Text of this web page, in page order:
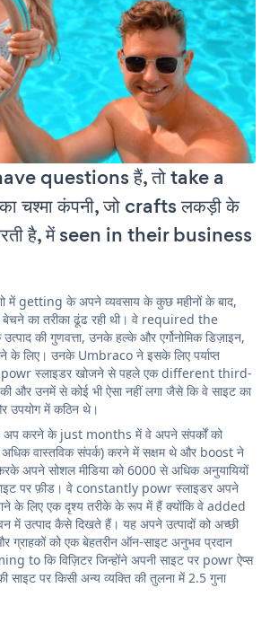
questions हैं, तो take a
चश्मा कंपनी, जो crafts लकड़ी के
है, में seen in their business
में getting के अपने व्यवसाय के कुछ महीनों के बाद,
का तरीका ढूंढ रही थी। वे required the
की गुणवत्ता, उनके हल्के और एर्गोनोमिक डिज़ाइन,
के लिए। उनके Umbraco ने इसके लिए पर्याप्त
powr स्लाइडर खोजने से पहले एक different third-
और उनमें से कोई भी ऐसा नहीं लगा जैसे कि वे साइट का
उपयोग में कठिन थे।
अप करने के just months में वे अपने संपर्कों को
वास्तविक संपर्क) करने में सक्षम थे और boost ने
अपने सोशल मीडिया को 6000 से अधिक अनुयायियों
पर फ़ीड। वे constantly powr स्लाइडर अपने
के लिए एक दृश्य तरीके के रूप में हैं क्योंकि वे added
में उत्पाद कैसे दिखते हैं। यह अपने उत्पादों को अच्छी
ग्राहकों को एक बेहतरीन ऑन-साइट अनुभव प्रदान
to कि विज़िटर जिन्होंने अपनी साइट पर powr ऐप्स
साइट पर किसी अन्य व्यक्ति की तुलना में 2.5 गुना